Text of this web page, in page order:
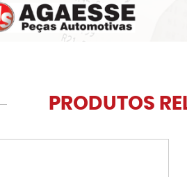
PRODUTOS